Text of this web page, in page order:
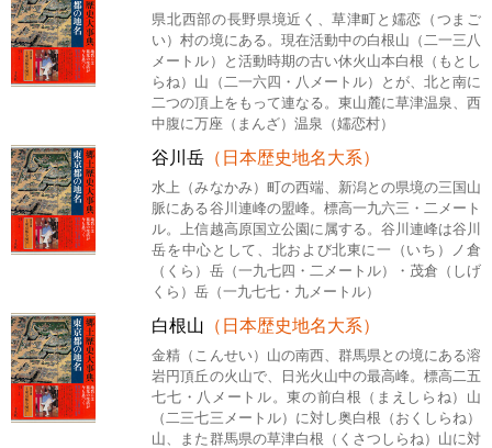
県北西部の長野県境近く、草津町と嬬恋（つまご
い）村の境にある。現在活動中の白根山（二一三八
メートル）と活動時期の古い休火山本白根（もとし
らね）山（二一六四・八メートル）とが、北と南に
二つの頂上をもって連なる。東山麓に草津温泉、西
中腹に万座（まんざ）温泉（嬬恋村）
谷川岳 （日本歴史地名大系）
水上（みなかみ）町の西端、新潟との県境の三国山
脈にある谷川連峰の盟峰。標高一九六三・二メート
ル。上信越高原国立公園に属する。谷川連峰は谷川
岳を中心として、北および北東に一（いち）ノ倉
（くら）岳（一九七四・二メートル）・茂倉（しげ
くら）岳（一九七七・九メートル）
白根山 （日本歴史地名大系）
金精（こんせい）山の南西、群馬県との境にある溶
岩円頂丘の火山で、日光火山中の最高峰。標高二五
七七・八メートル。東の前白根（まえしらね）山
（二三七三メートル）に対し奥白根（おくしらね）
山、また群馬県の草津白根（くさつしらね）山に対